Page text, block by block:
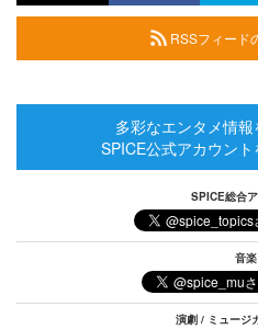
RSSフィード
多彩なエンタメ情
SPICE公式アカウント
SPICE総合
音楽
演劇 / ミュージ